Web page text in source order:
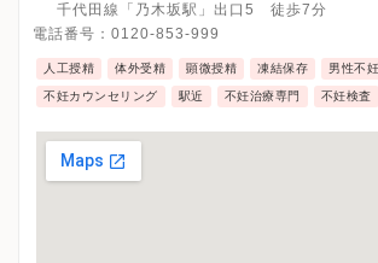
千代田線「乃木坂駅」出口5 徒歩7分
電話番号： 0120-853-999
人工授精 体外受精 顕微授精 凍結保存 男性不
不妊カウンセリング 駅近 不妊治療専門 不妊検査